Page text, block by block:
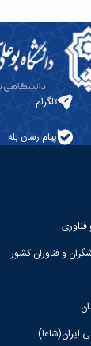
تلگرام
پیام رسان بله
و فناوران کشور
ایران(شاعا)